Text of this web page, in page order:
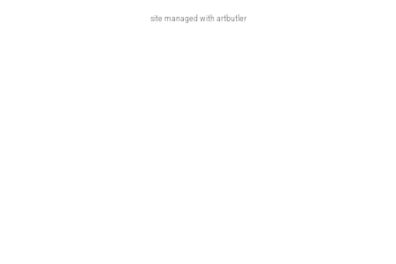
site managed with artbutler